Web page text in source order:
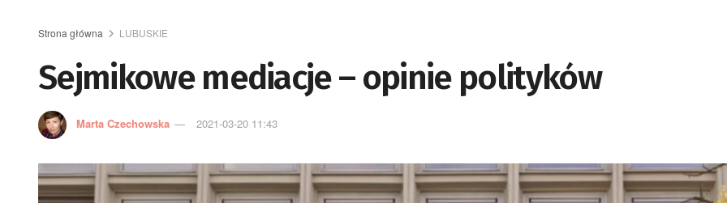
Strona główna LUBUSKIE
Sejmikowe mediacje – opinie polityków
Marta Czechowska 2021-03-20 11:43